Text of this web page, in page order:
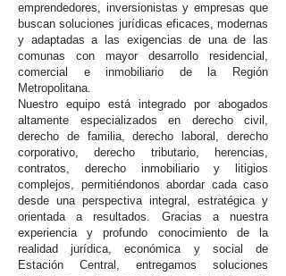
emprendedores, inversionistas y empresas que
buscan soluciones jurídicas eficaces, modernas
y adaptadas a las exigencias de una de las
comunas con mayor desarrollo residencial,
comercial e inmobiliario de la Región
Metropolitana.
Nuestro equipo está integrado por abogados
altamente especializados en derecho civil,
derecho de familia, derecho laboral, derecho
corporativo, derecho tributario, herencias,
contratos, derecho inmobiliario y litigios
complejos, permitiéndonos abordar cada caso
desde una perspectiva integral, estratégica y
orientada a resultados. Gracias a nuestra
experiencia y profundo conocimiento de la
realidad jurídica, económica y social de
Estación Central, entregamos soluciones